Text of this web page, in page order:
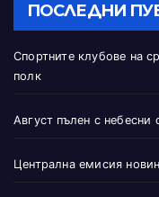
ПОСЛЕДНИ
Спортните клубове на
полк
Август пълен с небесни
Централна емисия